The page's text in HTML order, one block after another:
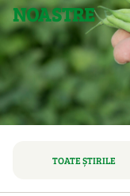
NOASTRE
TOATE ȘTIRILE